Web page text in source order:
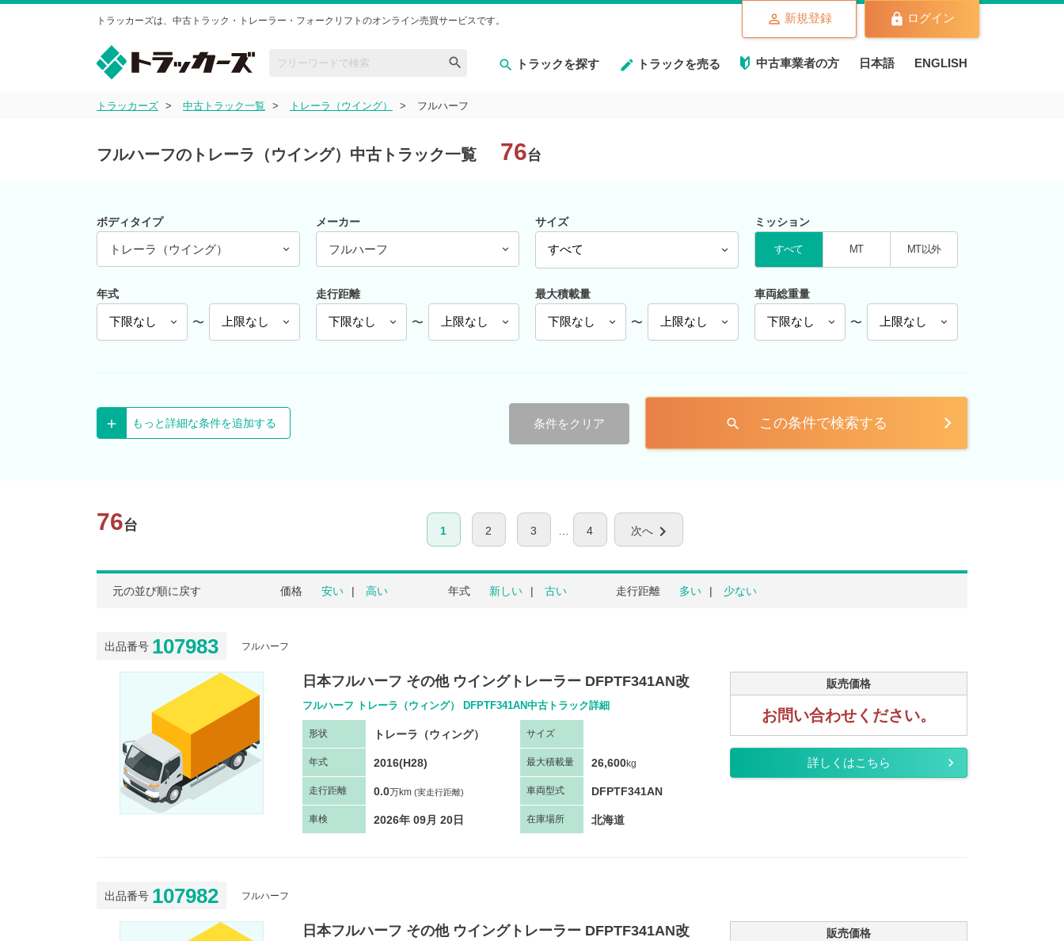
トラッカーズは、中古トラック・トレーラー・フォークリフトのオンライン売買サービスです。
トラックを探す トラックを売る 中古車業者の方 日本語 ENGLISH
新規登録 ログイン
トラッカーズ 中古トラック一覧 トレーラ（ウイング） フルハーフ
フルハーフのトレーラ（ウイング）中古トラック一覧 76台
ボディタイプ
トレーラ（ウイング）
メーカー
フルハーフ
サイズ ミッション
すべて MT MT以外
年式
〜
走行距離
〜
最大積載量
〜
車両総重量
〜
もっと詳細な条件を追加する 条件をクリア search この条件で検索する
76台 1 2 3 4 次へchevron_right
元の並び順に戻す 価格 安い 高い 年式 新しい 古い 走行距離 多い 少ない
出品番号 107983 フルハーフ
日本フルハーフ その他 ウイングトレーラー DFPTF341AN改
フルハーフ トレーラ（ウィング） DFPTF341AN中古トラック詳細
形状 トレーラ（ウィング） サイズ
年式 2016(H28) 最大積載量 26,600kg
走行距離 0.0万km (実走行距離) 車両型式 DFPTF341AN
車検 2026年 09月 20日 在庫場所 北海道
販売価格
お問い合わせください。
詳しくはこちら
出品番号 107982 フルハーフ
日本フルハーフ その他 ウイングトレーラー DFPTF341AN改 販売価格